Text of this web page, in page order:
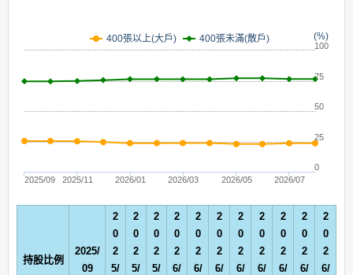
(%)
400張以上(大戶) 400張未滿(散戶)
2025/09 2025/11 2026/01 2026/03 2026/05 2026/07
0
25
50
75
100
持股比例
2025/
09
2
0
2
5/
2
0
2
5/
2
0
2
5/
2
0
2
6/
2
0
2
6/
2
0
2
6/
2
0
2
6/
2
0
2
6/
2
0
2
6/
2
0
2
6/
2
0
2
6/